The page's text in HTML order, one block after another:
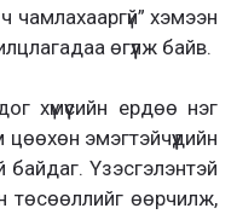
хэмээн
өгүүлж байв.
хүмүүсийн ердөө нэг
эмэгтэйчүүдийн
Үзэсгэлэнтэй
төсөөллийг өөрчилж,